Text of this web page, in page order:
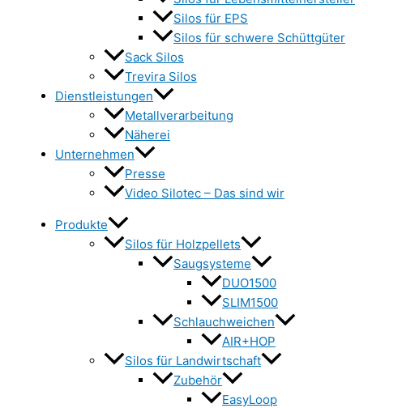
Silos für EPS
Silos für schwere Schüttgüter
Sack Silos
Trevira Silos
Dienstleistungen
Metallverarbeitung
Näherei
Unternehmen
Presse
Video Silotec – Das sind wir
Produkte
Silos für Holzpellets
Saugsysteme
DUO1500
SLIM1500
Schlauchweichen
AIR+HOP
Silos für Landwirtschaft
Zubehör
EasyLoop